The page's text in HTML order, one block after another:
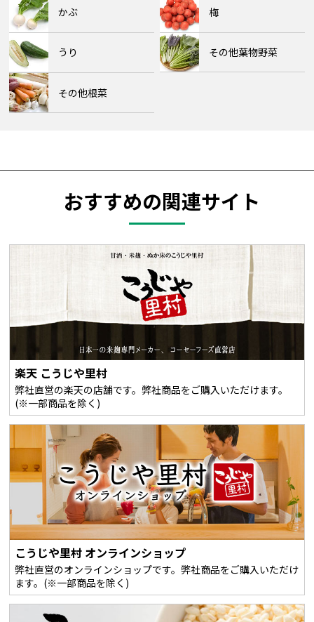
かぶ 梅
うり その他葉物野菜
その他根菜
おすすめの関連サイト
楽天 こうじや里村
弊社直営の楽天の店舗です。弊社商品をご購入いただけます。
(※一部商品を除く)
こうじや里村 オンラインショップ
弊社直営のオンラインショップです。弊社商品をご購入いただけ
ます。(※一部商品を除く)